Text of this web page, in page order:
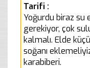
Tarifi :
Yoğurdu biraz su
gerekiyor, çok
kalmalı. Elde
soğanı
karabiberi.